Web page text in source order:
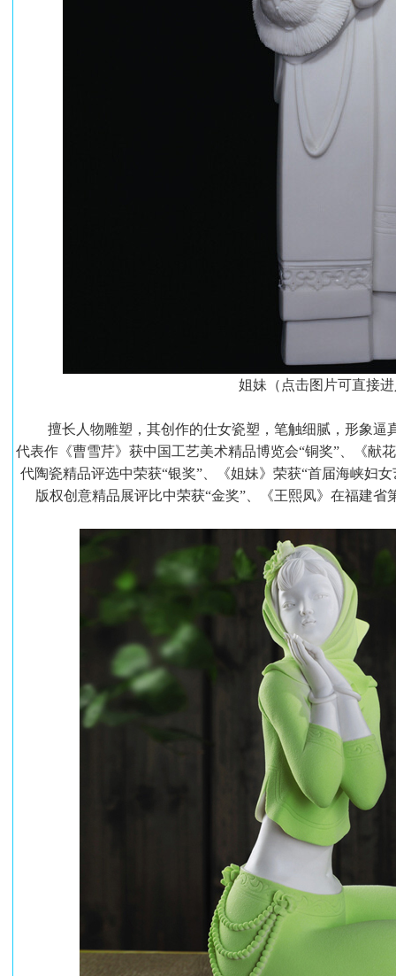
姐妹（点击图片可直接
擅长人物雕塑，其创作的仕女瓷塑，笔触细腻，形象逼
代表作《曹雪芹》获中国工艺美术精品博览会“铜奖”、《献
代陶瓷精品评选中荣获“银奖”、《姐妹》荣获“首届海峡妇
版权创意精品展评比中荣获“金奖”、《王熙凤》在福建省